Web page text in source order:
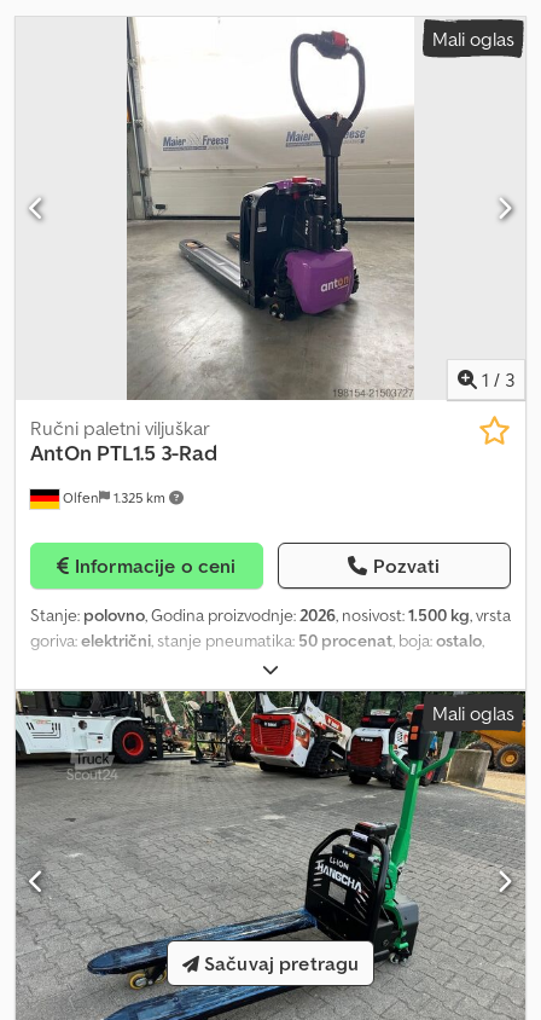
Mali oglas
1 / 3
Olfen 1.325 km
Ručni paletni viljuškar
AntOn PTL1.5 3-Rad
Informacije o ceni Pozvati
Stanje: polovno, Godina proizvodnje:2026, nosivost:1.500 kg, vrsta
goriva:električni, stanje pneumatika: 50 procenat, boja:ostalo,
Mali oglas
Sačuvaj pretragu